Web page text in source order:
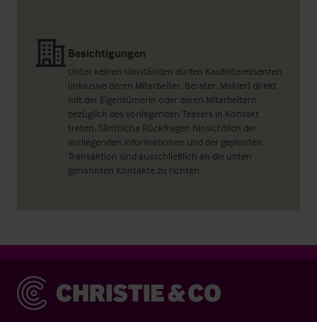
Besichtigungen
Unter keinen Umständen dürfen Kaufinteressenten
(inklusive deren Mitarbeiter, Berater, Makler) direkt
mit der Eigentümerin oder deren Mitarbeitern
bezüglich des vorliegenden Teasers in Kontakt
treten. Sämtliche Rückfragen hinsichtlich der
vorliegenden Informationen und der geplanten
Transaktion sind ausschließlich an die unten
genannten Kontakte zu richten.
Christie & Co